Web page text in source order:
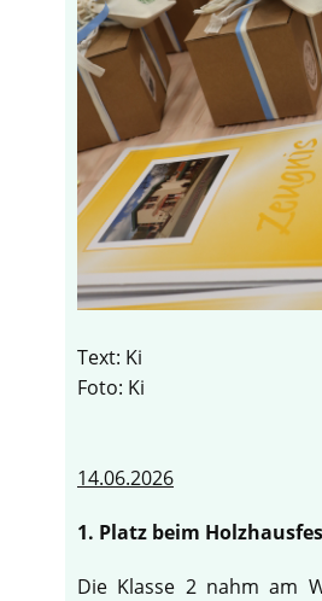
Text: Ki
Foto: Ki
14.06.2026
1. Platz beim
Die Klasse 2 nahm am